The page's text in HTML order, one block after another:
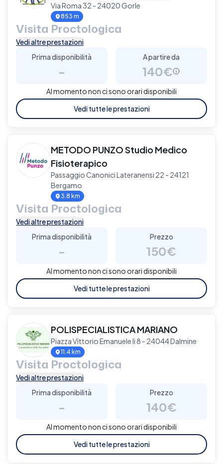
Via Roma 32 - 24020 Gorle
853 m
Visita Proctologica
Vedi altre prestazioni
Prima disponibilità
-
A partire da
140€
Al momento non ci sono orari disponibili
Vedi tutte le prestazioni
METODO PUNZO Studio Medico
Fisioterapico
Passaggio Canonici Lateranensi 22 - 24121
Bergamo
3.8 km
Visita Proctologica
Vedi altre prestazioni
Prima disponibilità
-
Prezzo
150€
Al momento non ci sono orari disponibili
Vedi tutte le prestazioni
POLISPECIALISTICA MARIANO
Piazza Vittorio Emanuele Ii 8 - 24044 Dalmine
11.4 km
Visita Proctologica
Vedi altre prestazioni
Prima disponibilità
-
Prezzo
140€
Al momento non ci sono orari disponibili
Vedi tutte le prestazioni